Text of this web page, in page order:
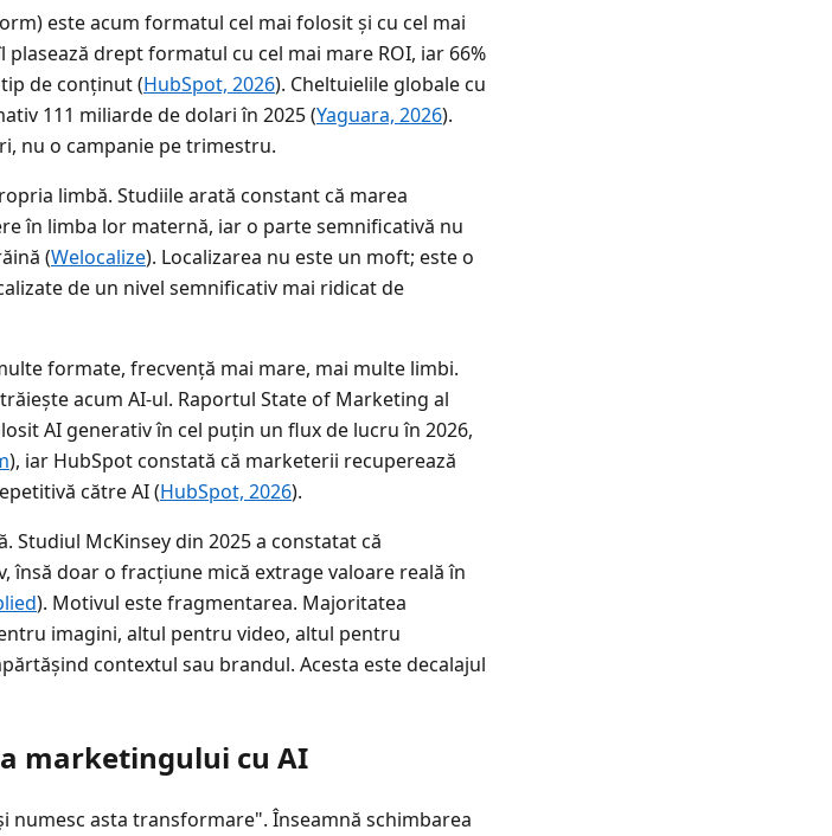
este acum formatul cel mai folosit și cu cel mai
drept formatul cu cel mai mare ROI, iar 66%
de conținut (HubSpot, 2026). Cheltuielile globale cu
111 miliarde de dolari în 2025 (Yaguara, 2026).
nu o campanie pe trimestru.
limbă. Studiile arată constant că marea
în limba lor maternă, iar o parte semnificativă nu
(Welocalize). Localizarea nu este un moft; este o
de un nivel semnificativ mai ridicat de
formate, frecvență mai mare, mai multe limbi.
acum AI-ul. Raportul State of Marketing al
AI generativ în cel puțin un flux de lucru în 2026,
), iar HubSpot constată că marketerii recuperează
către AI (HubSpot, 2026).
Studiul McKinsey din 2025 a constatat că
doar o fracțiune mică extrage valoare reală în
). Motivul este fragmentarea. Majoritatea
imagini, altul pentru video, altul pentru
contextul sau brandul. Acesta este decalajul
marketingului cu AI
numesc asta transformare". Înseamnă schimbarea